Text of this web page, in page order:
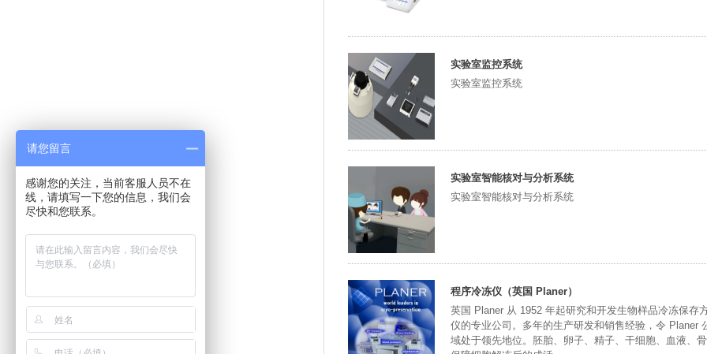
实验室监控系统
实验室监控系统
实验室智能核对与分析系统
实验室智能核对与分析系统
程序冷冻仪（英国 Planer）
英国 Planer 从 1952 年起研究和开发生物样品冷冻保存
仪的专业公司。多年的生产研发和销售经验，令 Planer
域处于领先地位。胚胎、卵子、精子、干细胞、血液、
请您留言
感谢您的关注，当前客服人员不在
线，请填写一下您的信息，我们会
尽快和您联系。